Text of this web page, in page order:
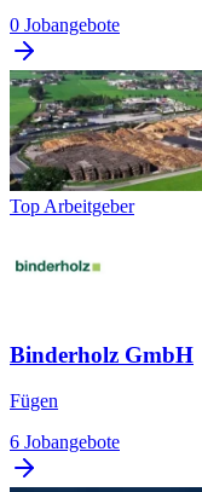
0 Jobangebote
Top Arbeitgeber
Binderholz GmbH
Fügen
6 Jobangebote